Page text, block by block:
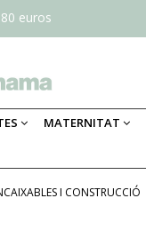
euros
MATERNITAT
I CONSTRUCCIÓ